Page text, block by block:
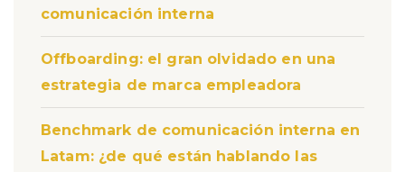
comunicación interna
Offboarding: el gran olvidado en una
estrategia de marca empleadora
Benchmark de comunicación interna en
Latam: ¿de qué están hablando las